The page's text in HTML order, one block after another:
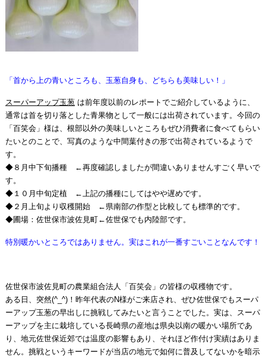
「首から上の青いところも、玉葱自身も、どちらも美味しい！」
スーパーアップ玉葱は前年度以前のレポートでご紹介しているように、
通常は首を切り落とした青果物として一般には出荷されています。今回の
「百笑会」様は、根部以外の美味しいところもぜひ消費者に食べてもらい
たいとのことで、写真のような中間葉付きの形で出荷されているようで
す。
◆８月中下旬播種 ←再度確認しましたが間違いありませんすごく早いで
す。
◆１０月中旬定植 ←上記の播種にしてはやや遅めです。
◆２月上旬より収穫開始 ←県南部の作型と比較しても標準的です。
◆圃場：佐世保市波佐見町←佐世保でも内陸部です。
特別暖かいところではありません。実はこれが一番すごいことなんです！
佐世保市波佐見町の農業組合法人「百笑会」の皆様の収穫物です。
ある日、突然(^_^)！昨年代表のN様がご来店され、ぜひ佐世保でもスーパ
ーアップ玉葱の早出しに挑戦してみたいと言うことでした。実は、スーパ
ーアップを主に栽培している長崎県の産地は県央以南の暖かい場所であ
り、地元佐世保近郊では温度の影響もあり、それほど作付け実績はありま
せん。挑戦というキーワードが当店の地元で如何に普及してないかを暗示